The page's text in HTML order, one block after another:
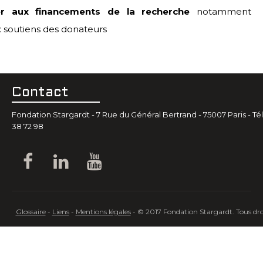
aux financements de la recherche notamment
soutiens des donateurs
Contact
Fondation Stargardt - 7 Rue du Général Bertrand - 75007 Paris -
38 72 98
Glossaire- Liens- Mentions légales- © 2017 Fondation Stargardt. Tous